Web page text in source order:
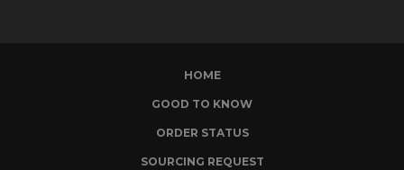
HOME
GOOD TO KNOW
ORDER STATUS
SOURCING REQUEST